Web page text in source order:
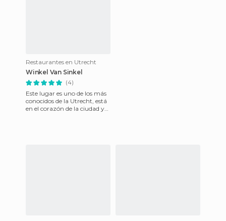
Restaurantes en Utrecht
Winkel Van Sinkel
(4)
Este lugar es uno de los más
conocidos de la Utrecht, está
en el corazón de la ciudad y